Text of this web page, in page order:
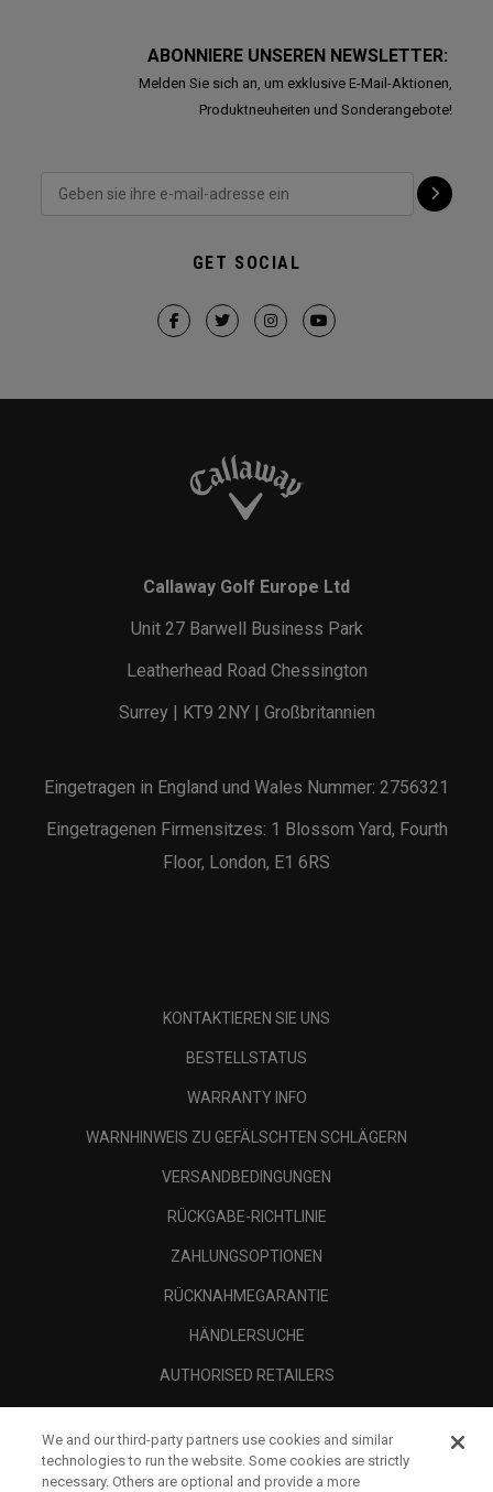
ABONNIERE UNSEREN NEWSLETTER:
Melden Sie sich an, um exklusive E-Mail-Aktionen,
Produktneuheiten und Sonderangebote!
GET SOCIAL
Callaway Golf Europe Ltd
Unit 27 Barwell Business Park
Leatherhead Road Chessington
Surrey | KT9 2NY | Großbritannien
Eingetragen in England und Wales Nummer: 2756321
Eingetragenen Firmensitzes: 1 Blossom Yard, Fourth
Floor, London, E1 6RS
KONTAKTIEREN SIE UNS
BESTELLSTATUS
WARRANTY INFO
WARNHINWEIS ZU GEFÄLSCHTEN SCHLÄGERN
VERSANDBEDINGUNGEN
RÜCKGABE-RICHTLINIE
ZAHLUNGSOPTIONEN
RÜCKNAHMEGARANTIE
HÄNDLERSUCHE
AUTHORISED RETAILERS
UNTERNEHMENSPROFIL
We and our third-party partners use cookies and similar
technologies to run the website. Some cookies are strictly
necessary. Others are optional and provide a more